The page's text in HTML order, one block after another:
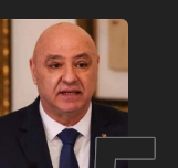
وقع ضحيّة أعماله؟